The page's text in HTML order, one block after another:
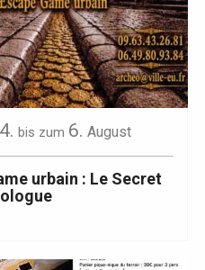
4. bis zum 6. August
urbain : Le Secret